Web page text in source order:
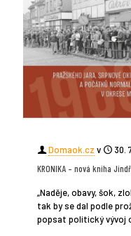
Domaok.cz v
30.
KRONIKA – nová kniha
„Naděje, obavy, šok,
tak by se dal podle
popsat politický vývoj